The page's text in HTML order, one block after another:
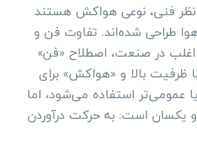
نظر فنی، نوعی هواکش هستند
طراحی شده‌اند. تفاوت فن و
در صنعت، اصطلاح «فن»
ظرفیت بالا و «هواکش» برای
عمومی‌تر استفاده می‌شود، اما
یکسان است: به حرکت درآوردن